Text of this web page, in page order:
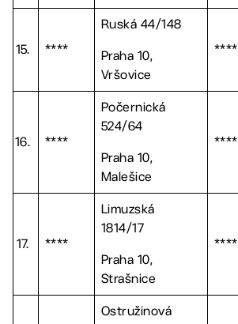
15. ****
Ruská 44/148
Praha 10,
Vršovice
****
16. ****
Počernická
524/64
Praha 10,
Malešice
****
17. ****
Limuzská
1814/17
Praha 10,
Strašnice
****
Ostružinová